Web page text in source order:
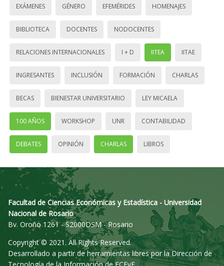
EXÁMENES GÉNERO EFEMÉRIDES HOMENAJES
BIBLIOTECA DOCENTES NODOCENTES
RELACIONES INTERNACIONALES I + D IITEA IITAE
INGRESANTES INCLUSIÓN FORMACIÓN CHARLAS
BECAS BIENESTAR UNIVERSITARIO LEY MICAELA
100 AÑOS WORKSHOP UNR CONTABILIDAD
DEBATES OPINIÓN CHARLAS LIBROS
Facultad de Ciencias Económicas y Estadística - Universidad
Nacional de Rosario
Bv. Oroño 1261 - S2000DSM - Rosario
Copyright © 2021. All Rights Reserved.
Desarrollado a partir de herramientas libres por la Dirección de